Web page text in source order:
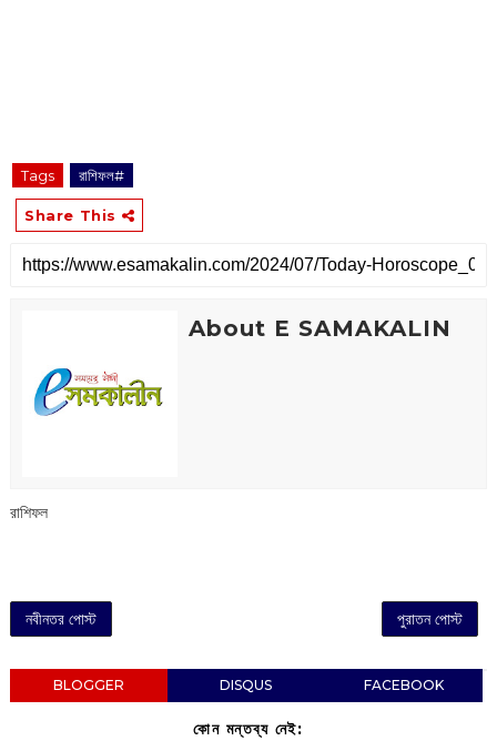
Tags রাশিফল#
Share This
About E SAMAKALIN
রাশিফল
নবীনতর পোস্ট পুরাতন পোস্ট
BLOGGER DISQUS FACEBOOK
কোন মন্তব্য নেই: